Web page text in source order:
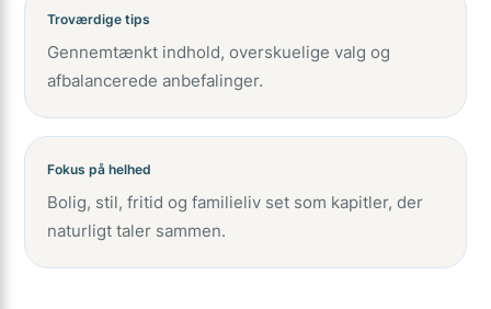
Troværdige tips
Gennemtænkt indhold, overskuelige valg og
afbalancerede anbefalinger.
Fokus på helhed
Bolig, stil, fritid og familieliv set som kapitler, der
naturligt taler sammen.